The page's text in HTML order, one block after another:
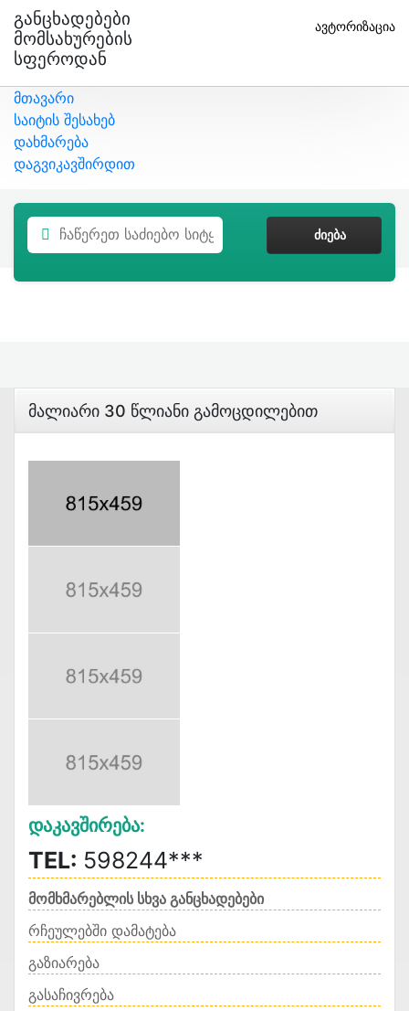
Განცხადებები
Მომსახურების
Სფეროდან
ავტორიზაცია
მთავარი
საიტის შესახებ
დახმარება
დაგვიკავშირდით
ᲫᲘᲔᲑᲐ
Მალიარი 30 Წლიანი Გამოცდილებით
Დაკავშირება:
TEL: 598244***
მომხმარებლის სხვა განცხადებები
რჩეულებში დამატება
გაზიარება
გასაჩივრება